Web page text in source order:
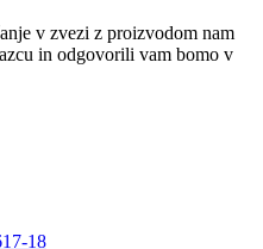
v zvezi z proizvodom nam
in odgovorili vam bomo v